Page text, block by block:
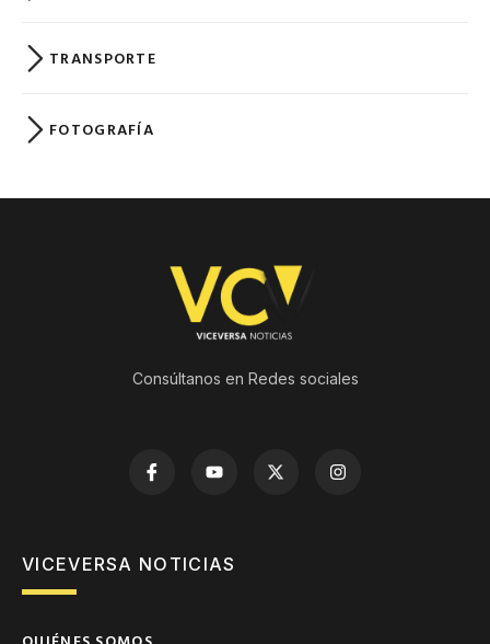
TRANSPORTE
FOTOGRAFÍA
Consúltanos en Redes sociales
VICEVERSA NOTICIAS